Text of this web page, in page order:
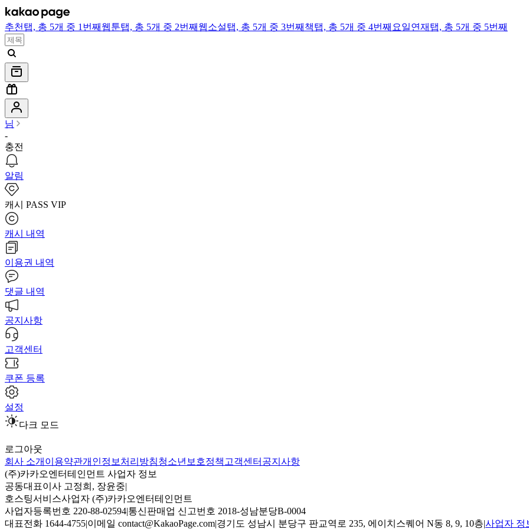
추천 탭, 총 5개 중 1번째 웹툰탭, 총 5개 중 2번째 웹소설탭, 총 5개 중 3번째 책탭, 총 5개 중 4번째 요일연재 탭, 총 5개 중 5번째
님
-
충전
알림
캐시 PASS VIP
캐시 내역
이용권 내역
댓글 내역
공지사항
고객센터
쿠폰 등록
설정
다크 모드
로그아웃
회사 소개 이용약관개인정보처리방침청소년보호정책 고객센터 공지사항
(주)카카오엔터테인먼트 사업자 정보
공동대표이사 고정희, 장윤중|
호스팅서비스사업자 (주)카카오엔터테인먼트
사업자등록번호 220-88-02594|통신판매업 신고번호 2018-성남분당B-0004
대표전화 1644-4755|이메일 contact@KakaoPage.com|경기도 성남시 분당구 판교역로 235, 에이치스퀘어 N동 8, 9, 10층|사업자 정